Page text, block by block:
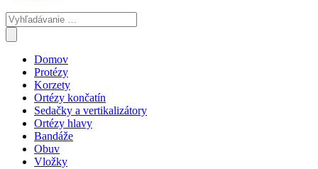
Domov
Protézy
Korzety
Ortézy končatín
Sedačky a vertikalizátory
Ortézy hlavy
Bandáže
Obuv
Vložky